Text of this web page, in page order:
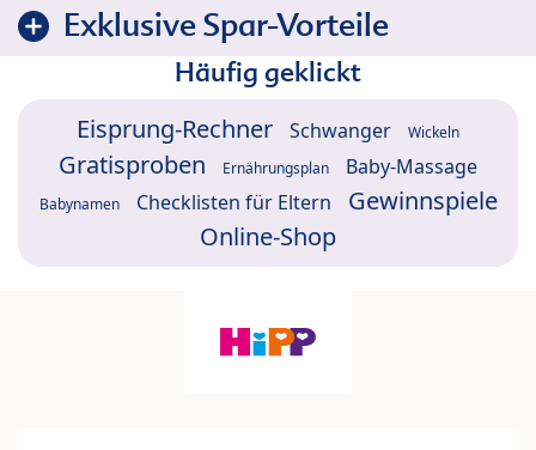
Exklusive Spar-Vorteile
Häufig geklickt
Eisprung-Rechner Schwanger Wickeln
Gratisproben Ernährungsplan Baby-Massage
Babynamen Checklisten für Eltern
Gewinnspiele
Online-Shop